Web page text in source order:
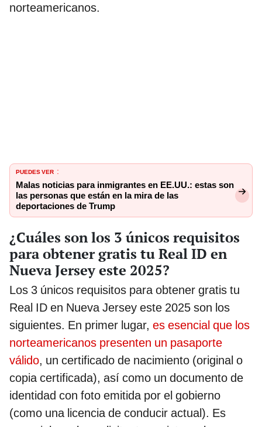
norteamericanos.
PUEDES VER :
Malas noticias para inmigrantes en EE.UU.: estas son
las personas que están en la mira de las
deportaciones de Trump
¿Cuáles son los 3 únicos requisitos
para obtener gratis tu Real ID en
Nueva Jersey este 2025?
Los 3 únicos requisitos para obtener gratis tu
Real ID en Nueva Jersey este 2025 son los
siguientes. En primer lugar, es esencial que los
norteamericanos presenten un pasaporte
válido, un certificado de nacimiento (original o
copia certificada), así como un documento de
identidad con foto emitida por el gobierno
(como una licencia de conducir actual). Es